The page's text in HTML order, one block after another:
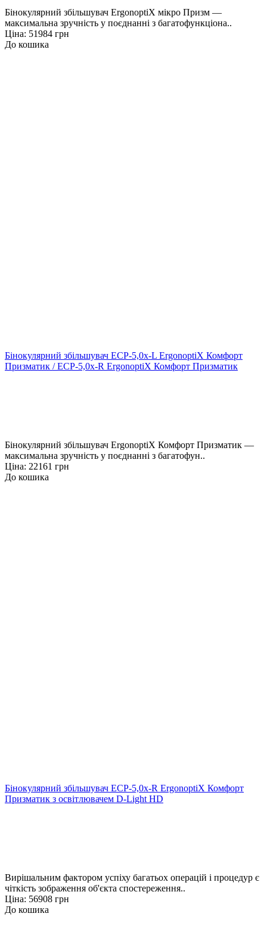
Бінокулярний збільшувач ErgonoptiX мікро Призм —
максимальна зручність у поєднанні з багатофункціона..
Ціна: 51984 грн
До кошика
Бінокулярний збільшувач ECP-5,0x-L ErgonoptiX Комфорт
Призматик / ECP-5,0x-R ErgonoptiX Комфорт Призматик
Бінокулярний збільшувач ErgonoptiX Комфорт Призматик —
максимальна зручність у поєднанні з багатофун..
Ціна: 22161 грн
До кошика
Бінокулярний збільшувач ECP-5,0x-R ErgonoptiX Комфорт
Призматик з освітлювачем D-Light HD
Вирішальним фактором успіху багатьох операцій і процедур є
чіткість зображення об'єкта спостереження..
Ціна: 56908 грн
До кошика